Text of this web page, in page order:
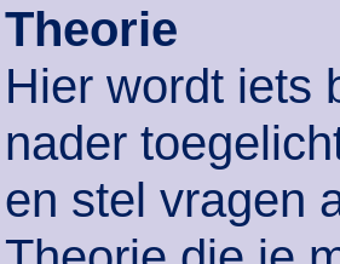
Theorie
Hier wordt iets
nader
en stel vragen